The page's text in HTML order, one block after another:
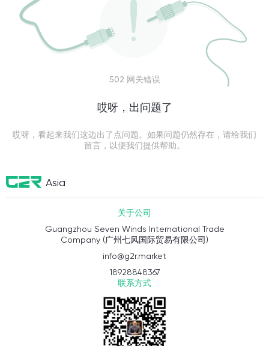
502 网关错误
哎呀，出问题了
哎呀，看起来我们这边出了点问题。如果问题仍然存在，请给我们
留言，以便我们提供帮助。
Asia
关于公司
Guangzhou Seven Winds International Trade
Company (广州七风国际贸易有限公司)
info@g2r.market
18928848367
联系方式